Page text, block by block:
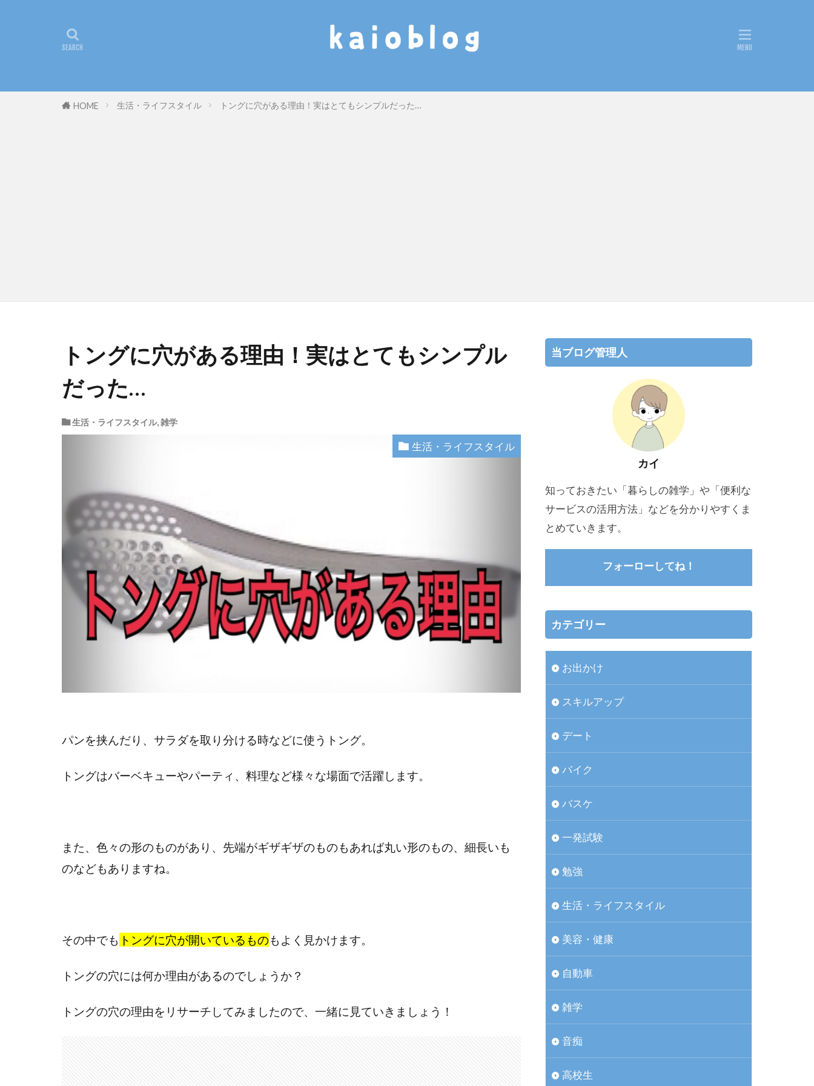
HOME 生活・ライフスタイル トングに穴がある理由！実はとてもシンプルだった…
トングに穴がある理由！実はとてもシンプル
だった…
生活・ライフスタイル,雑学
生活・ライフスタイル
パンを挟んだり、サラダを取り分ける時などに使うトング。
トングはバーベキューやパーティ、料理など様々な場面で活躍します。
また、色々の形のものがあり、先端がギザギザのものもあれば丸い形のもの、細長いも
のなどもありますね。
その中でも トングに穴が開いているものもよく見かけます。
トングの穴には何か理由があるのでしょうか？
トングの穴の理由をリサーチしてみましたので、一緒に見ていきましょう！
当ブログ管理人
カイ
知っておきたい「暮らしの雑学」や「便利な
サービスの活用方法」などを分かりやすくま
とめていきます。
フォーローしてね！
カテゴリー
お出かけ
スキルアップ
デート
バイク
バスケ
一発試験
勉強
生活・ライフスタイル
美容・健康
自動車
雑学
音痴
高校生